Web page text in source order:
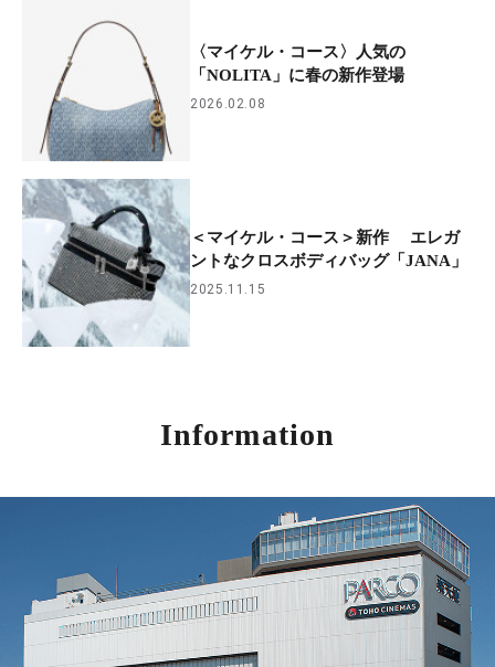
〈マイケル・コース〉人気の
「NOLITA」に春の新作登場
2026.02.08
＜マイケル・コース＞新作 エレガ
ントなクロスボディバッグ「JANA」
2025.11.15
Information